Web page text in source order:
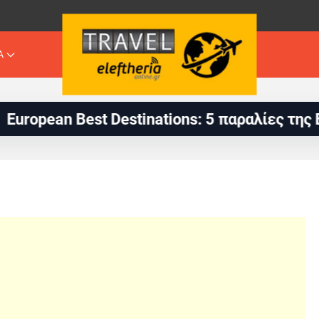
5 παραλίες της Ελλάδας στις